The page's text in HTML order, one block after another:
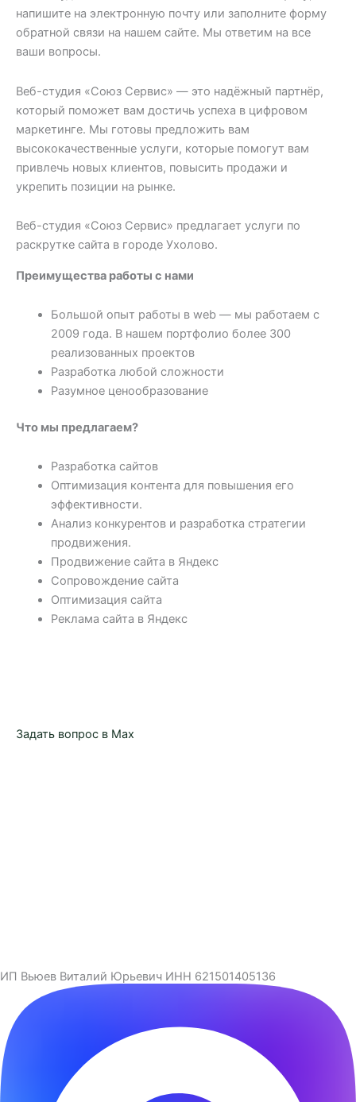
напишите на электронную почту или заполните форму
обратной связи на нашем сайте. Мы ответим на все
ваши вопросы.
Веб-студия «Союз Сервис» — это надёжный партнёр,
который поможет вам достичь успеха в цифровом
маркетинге. Мы готовы предложить вам
высококачественные услуги, которые помогут вам
привлечь новых клиентов, повысить продажи и
укрепить позиции на рынке.
Веб-студия «Союз Сервис» предлагает услуги по
раскрутке сайта в городе Ухолово.
Преимущества работы с нами
Большой опыт работы в web — мы работаем с
2009 года. В нашем портфолио более 300
реализованных проектов
Разработка любой сложности
Разумное ценообразование
Что мы предлагаем?
Разработка сайтов
Оптимизация контента для повышения его
эффективности.
Анализ конкурентов и разработка стратегии
продвижения.
Продвижение сайта в Яндекс
Сопровождение сайта
Оптимизация сайта
Реклама сайта в Яндекс
Задать вопрос в Max
ИП Вьюев Виталий Юрьевич ИНН 621501405136